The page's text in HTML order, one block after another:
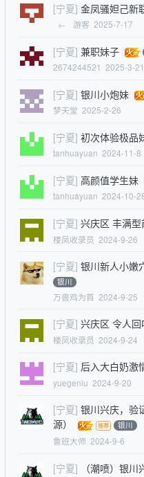
[宁夏] 金凤骚妲己新
← 游客 2025-7-17
[宁夏] 兼职妹子
2674244521 2025-3-21
[宁夏] 银川小炮妹
梦天堂 2025-2-26
[宁夏] 初次体验极品
tanhuayuan 2024-11-8
[宁夏] 高颜值学生妹
tanhuayuan 2024-10-
[宁夏] 兴庆区 丰满
楼凤收录员 2024-9-26
[宁夏] 银川新人小嫩
银川
万兽鸡为首 2024-9-25
[宁夏] 兴庆区 令人
楼凤收录员 2024-9-24
[宁夏] 后入大白奶激
yuegeniu 2024-9-20
[宁夏] 银川兴庆，验
源）
银川
鲁班大师 2024-9-6
[宁夏] （潮喷）银